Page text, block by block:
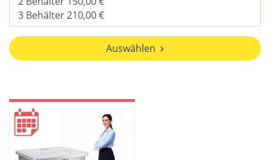
Auswählen